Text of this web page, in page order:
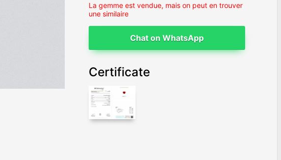
La gemme est vendue, mais on peut en trouver
une similaire
Chat on WhatsApp
Certificate